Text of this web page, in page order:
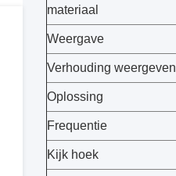
materiaal
Weergave
Verhouding weergeven
Oplossing
Frequentie
Kijk hoek